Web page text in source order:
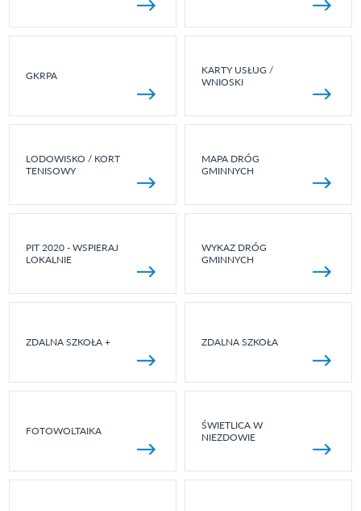
GKRPA
KARTY USŁUG /
WNIOSKI
LODOWISKO / KORT
TENISOWY
MAPA DRÓG
GMINNYCH
PIT 2020 - WSPIERAJ
LOKALNIE
WYKAZ DRÓG
GMINNYCH
ZDALNA SZKOŁA + ZDALNA SZKOŁA
FOTOWOLTAIKA
ŚWIETLICA W
NIEZDOWIE